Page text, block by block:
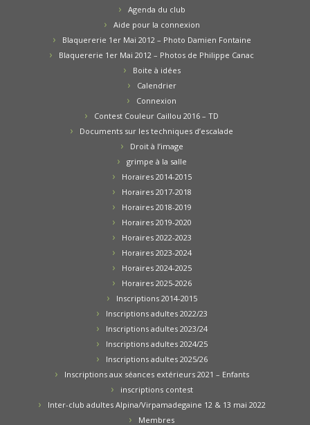
Agenda du club
Aide pour la connexion
Blaquererie 1er Mai 2012 – Photo Damien Fontaine
Blaquererie 1er Mai 2012 – Photos de Philippe Canac
Boite à idées
Calendrier
Connexion
Contest Couleur Caillou 2016 – TD
Documents sur les techniques d’escalade
Droit à l’image
grimpe à la salle
Horaires 2014-2015
Horaires 2017-2018
Horaires 2018-2019
Horaires 2019-2020
Horaires 2022-2023
Horaires 2023-2024
Horaires 2024-2025
Horaires 2025-2026
Inscriptions 2014-2015
Inscriptions adultes 2022/23
Inscriptions adultes 2023/24
Inscriptions adultes 2024/25
Inscriptions adultes 2025/26
Inscriptions aux séances extérieurs 2021 – Enfants
inscriptions contest
Inter-club adultes Alpina/Virpamadegaine 12 & 13 mai 2022
Membres